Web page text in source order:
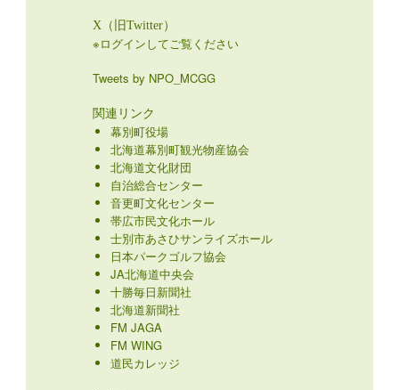
X（旧Twitter）
※ログインしてご覧ください
Tweets by NPO_MCGG
関連リンク
幕別町役場
北海道幕別町観光物産協会
北海道文化財団
自治総合センター
音更町文化センター
帯広市民文化ホール
士別市あさひサンライズホール
日本パークゴルフ協会
JA北海道中央会
十勝毎日新聞社
北海道新聞社
FM JAGA
FM WING
道民カレッジ